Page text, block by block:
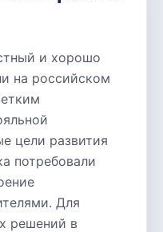
и хорошо
на российском
цели развития
потребовали
Для
решений в